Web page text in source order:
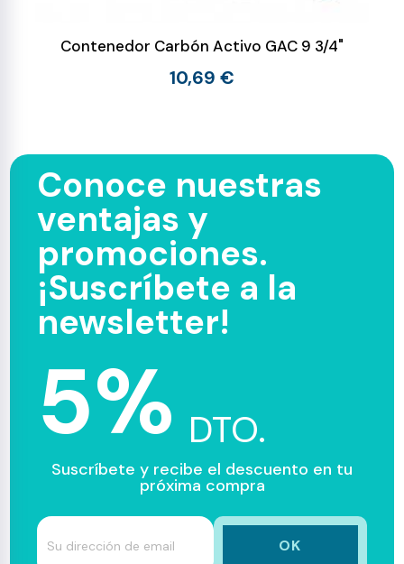
Contenedor Carbón Activo GAC 9 3/4"
10,69 €
Conoce nuestras
ventajas y
promociones.
¡Suscríbete a la
newsletter!
5% DTO.
Suscríbete y recibe el descuento en tu
próxima compra